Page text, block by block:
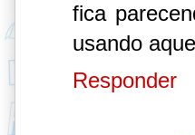
fica
usando
Responder